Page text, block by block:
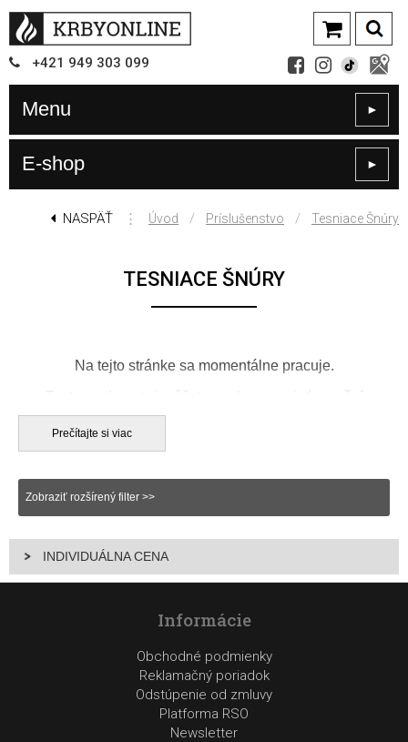
+421 949 303 099
Menu ►
E-shop ►
NASPÄŤ ⋮ Úvod / Príslušenstvo / Tesniace Šnúry
TESNIACE ŠNÚRY
Na tejto stránke sa momentálne pracuje.
predajni, kde máme pre vás obrovskú ponuku.
Prečítajte si viac
Zobraziť rozšírený filter >>
INDIVIDUÁLNA CENA
Informácie
Obchodné podmienky
Reklamačný poriadok
Odstúpenie od zmluvy
Platforma RSO
Newsletter